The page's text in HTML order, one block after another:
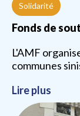
Solidarité
Fonds de
L'AMF
communes
Lire plus